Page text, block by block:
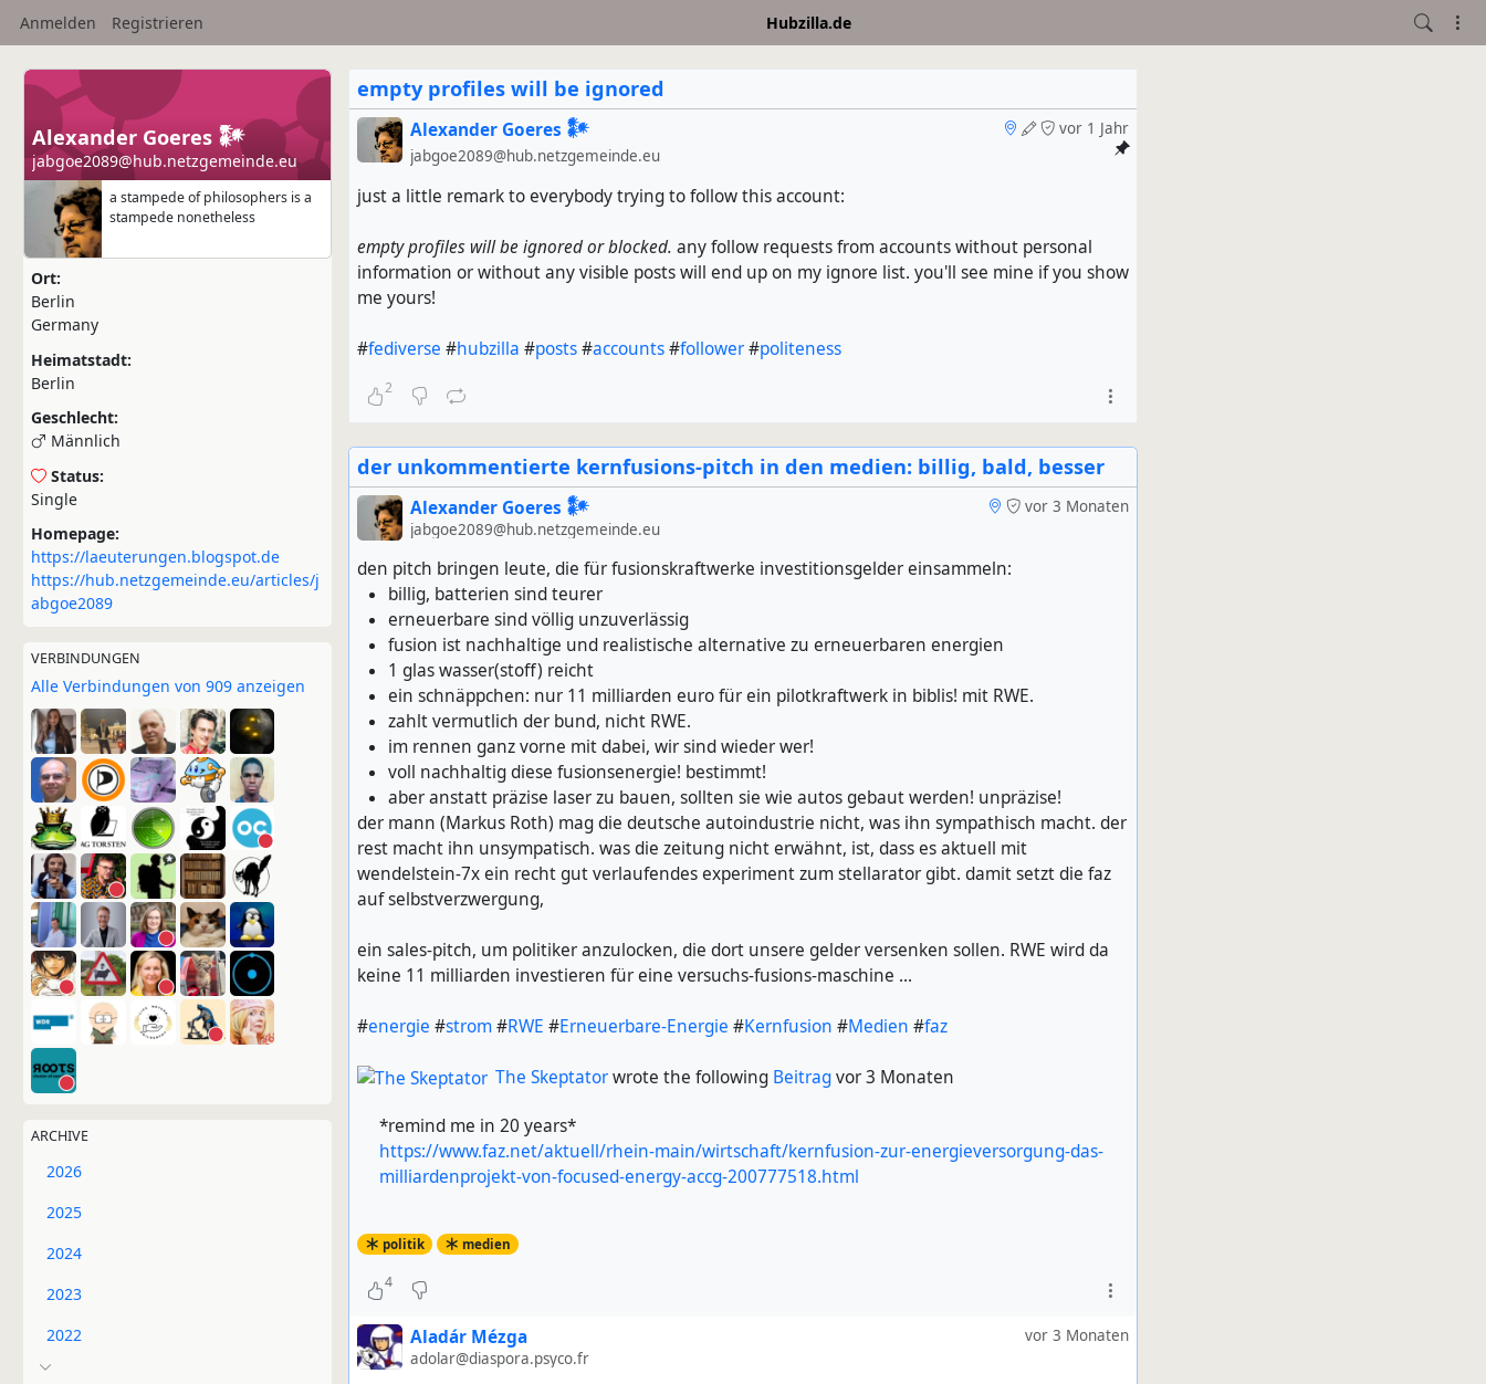
Anmelden Registrieren Hubzilla.de
Alexander Goeres 𒀯
jabgoe2089@hub.netzgemeinde.eu
a stampede of philosophers is a
stampede nonetheless
Ort:
Berlin
Germany
Heimatstadt:
Berlin
Geschlecht:
Männlich
Status:
Single
Homepage:
https://laeuterungen.blogspot.de
https://hub.netzgemeinde.eu/articles/j
abgoe2089
VERBINDUNGEN
Alle Verbindungen von 909 anzeigen
ARCHIVE
2026
2025
2024
2023
2022
empty profiles will be ignored
vor 1 Jahr
Alexander Goeres 𒀯
jabgoe2089@hub.netzgemeinde.eu
just a little remark to everybody trying to follow this account:
empty profiles will be ignored or blocked. any follow requests from accounts without personal
information or without any visible posts will end up on my ignore list. you'll see mine if you show
me yours!
#fediverse #hubzilla #posts#accounts#follower#politeness
2
der unkommentierte kernfusions-pitch in den medien: billig, bald, besser
vor 3 Monaten
Alexander Goeres 𒀯
jabgoe2089@hub.netzgemeinde.eu
den pitch bringen leute, die für fusionskraftwerke investitionsgelder einsammeln:
billig, batterien sind teurer
erneuerbare sind völlig unzuverlässig
fusion ist nachhaltige und realistische alternative zu erneuerbaren energien
1 glas wasser(stoff) reicht
ein schnäppchen: nur 11 milliarden euro für ein pilotkraftwerk in biblis! mit RWE.
zahlt vermutlich der bund, nicht RWE.
im rennen ganz vorne mit dabei, wir sind wieder wer!
voll nachhaltig diese fusionsenergie! bestimmt!
aber anstatt präzise laser zu bauen, sollten sie wie autos gebaut werden! unpräzise!
der mann (Markus Roth) mag die deutsche autoindustrie nicht, was ihn sympathisch macht. der
rest macht ihn unsympatisch. was die zeitung nicht erwähnt, ist, dass es aktuell mit
wendelstein-7x ein recht gut verlaufendes experiment zum stellarator gibt. damit setzt die faz
auf selbstverzwergung,
ein sales-pitch, um politiker anzulocken, die dort unsere gelder versenken sollen. RWE wird da
keine 11 milliarden investieren für eine versuchs-fusions-maschine ...
#energie #strom#RWE #Erneuerbare-Energie #Kernfusion #Medien #faz
The Skeptatorwrote the following Beitragvor 3 Monaten
*remind me in 20 years*
https://www.faz.net/aktuell/rhein-main/wirtschaft/kernfusion-zur-energieversorgung-das-
milliardenprojekt-von-focused-energy-accg-200777518.html
politik medien
4
vor 3 Monaten
Aladár Mézga
adolar@diaspora.psyco.fr